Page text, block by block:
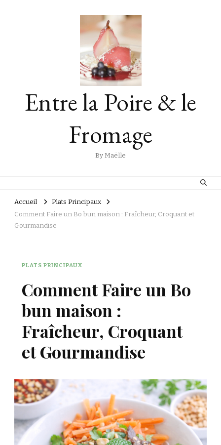
Entre la Poire & le
Fromage
By Maëlle
Accueil
Plats Principaux
Comment Faire un Bo bun maison : Fraîcheur, Croquant et
Gourmandise
PLATS PRINCIPAUX
Comment Faire un Bo
bun maison :
Fraîcheur, Croquant
et Gourmandise